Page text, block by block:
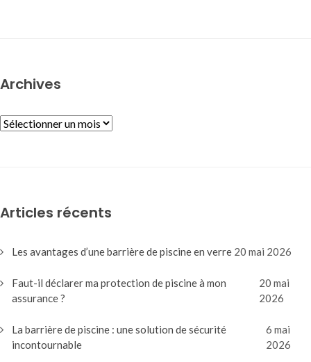
Archives
ARCHIVES
Articles récents
Les avantages d’une barrière de piscine en verre 20 mai 2026
Faut-il déclarer ma protection de piscine à mon
assurance ?
20 mai
2026
La barrière de piscine : une solution de sécurité
incontournable
6 mai
2026